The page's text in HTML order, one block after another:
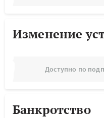
Изменение
Доступно по
Банкротство